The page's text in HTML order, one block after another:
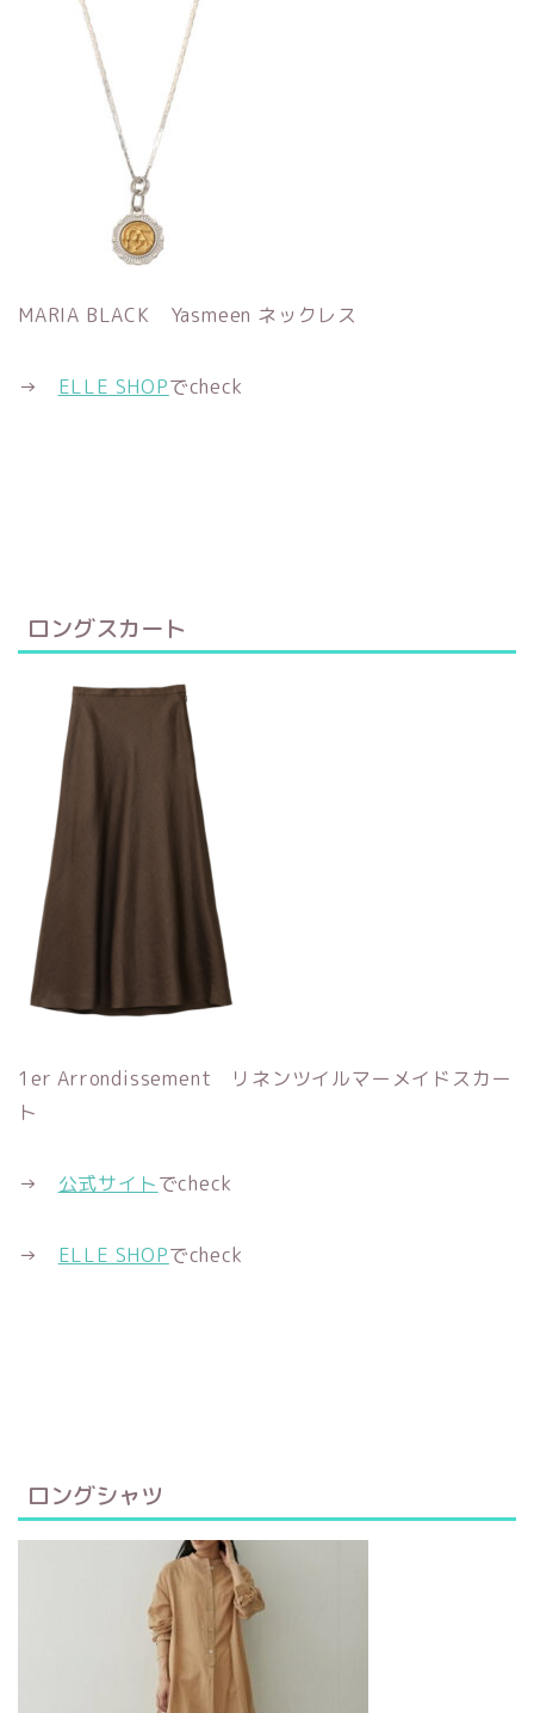
MARIA BLACK Yasmeen ネックレス
→ ELLE SHOPでcheck
ロングスカート
1er Arrondissement リネンツイルマーメイドスカー
ト
→ 公式サイトでcheck
→ ELLE SHOPでcheck
ロングシャツ